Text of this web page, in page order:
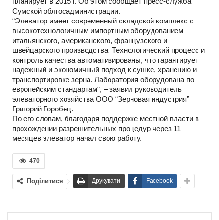
Сумской облгосадминистрации.
“Элеватор имеет современный складской комплекс с
высокотехнологичным импортным оборудованием
итальянского, американского, французского и
швейцарского производства. Технологический процесс и
контроль качества автоматизированы, что гарантирует
надежный и экономичный подход к сушке, хранению и
транспортировке зерна. Лаборатория оборудована по
европейским стандартам”, – заявил руководитель
элеваторного хозяйства ООО “Зерновая индустрия”
Григорий Горобец.
По его словам, благодаря поддержке местной власти в
прохождении разрешительных процедур через 11
месяцев элеватор начал свою работу.
470
Поділитися Друкувати Facebook